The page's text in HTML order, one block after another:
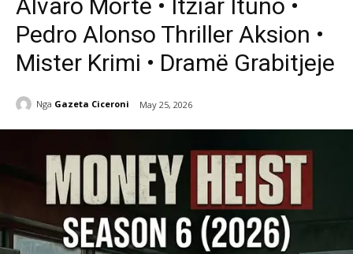
Álvaro Morte • Itziar Ituño •
Pedro Alonso Thriller Aksion •
Mister Krimi • Dramë Grabitjeje
Nga Gazeta Ciceroni May 25, 2026